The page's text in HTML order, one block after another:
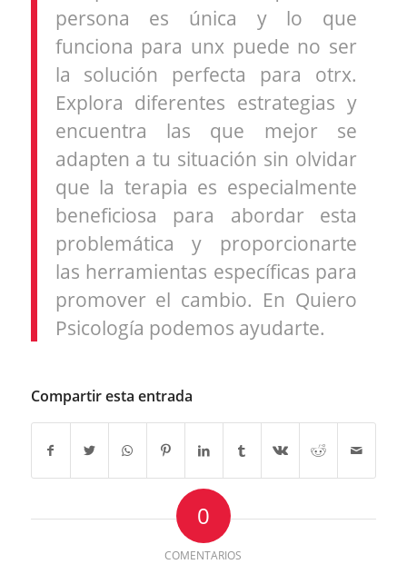
persona es única y lo que
funciona para unx puede no ser
la solución perfecta para otrx.
Explora diferentes estrategias y
encuentra las que mejor se
adapten a tu situación sin olvidar
que la terapia es especialmente
beneficiosa para abordar esta
problemática y proporcionarte
las herramientas específicas para
promover el cambio. En Quiero
Psicología podemos ayudarte.
Compartir esta entrada
0
COMENTARIOS